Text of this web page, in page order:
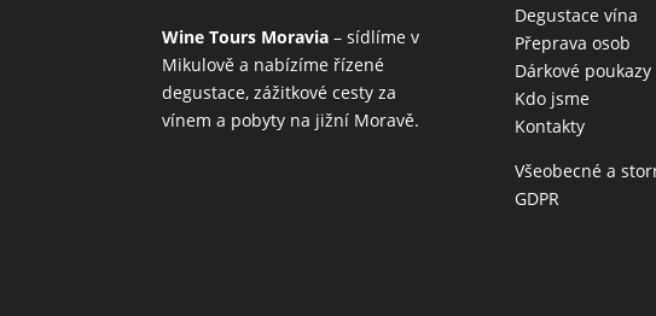
Wine Tours Moravia – sídlíme v
Mikulově a nabízíme řízené
degustace, zážitkové cesty za
vínem a pobyty na jižní Moravě.
Degustace vína
Přeprava osob
Dárkové poukazy
Kdo jsme
Kontakty
Všeobecné a
GDPR